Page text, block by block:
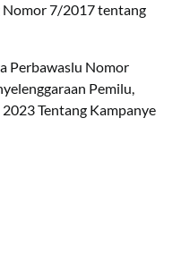
Nomor 7/2017 tentang
Perbawaslu Nomor
Pemilu,
Tentang Kampanye